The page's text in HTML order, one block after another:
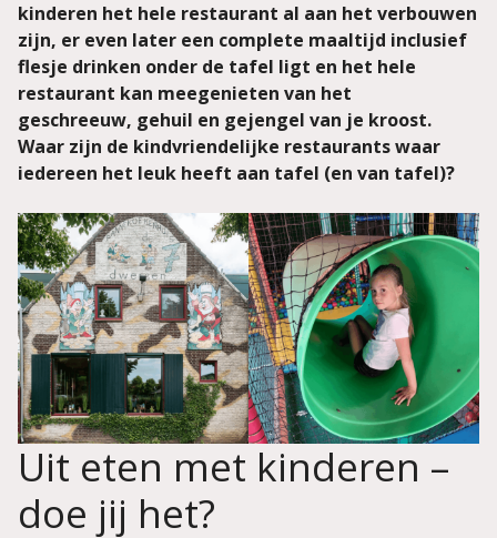
kinderen het hele restaurant al aan het verbouwen
zijn, er even later een complete maaltijd inclusief
flesje drinken onder de tafel ligt en het hele
restaurant kan meegenieten van het
geschreeuw, gehuil en gejengel van je kroost.
Waar zijn de kindvriendelijke restaurants waar
iedereen het leuk heeft aan tafel (en van tafel)?
Uit eten met kinderen –
doe jij het?